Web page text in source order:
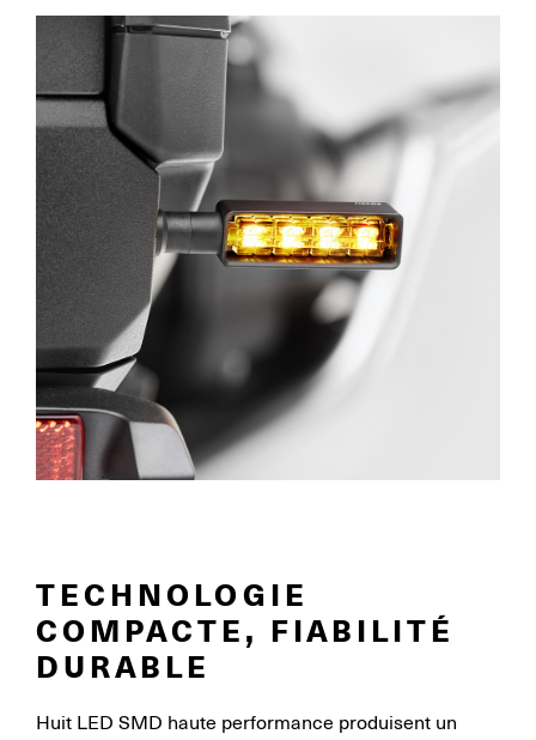
TECHNOLOGIE
COMPACTE, FIABILITÉ
DURABLE
Huit LED SMD haute performance produisent un